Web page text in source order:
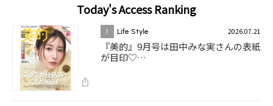
Today's Access Ranking
1 Life Style 2026.07.21
『美的』9月号は田中みな実さんの表紙
が目印♡…